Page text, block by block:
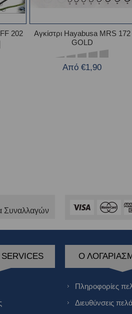
202
Αγκίστρι Hayabusa MRS 172
GOLD
Από €1,90
Συναλλαγών
Ο
Πληροφορίες
Διευθύνσεις